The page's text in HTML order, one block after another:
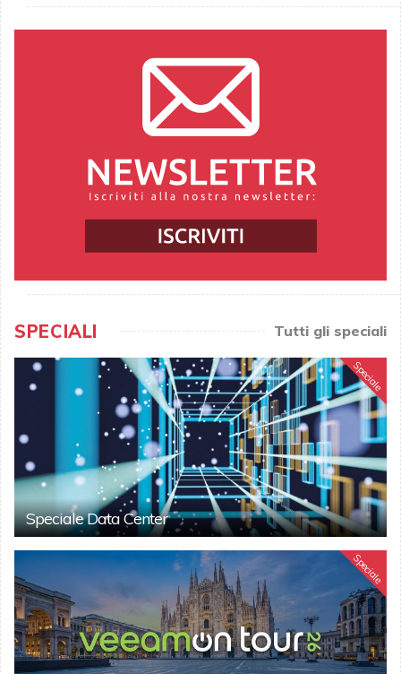
SPECIALI Tutti gli speciali
Speciale
Speciale Data Center
Speciale